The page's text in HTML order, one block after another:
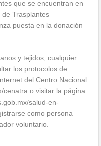
que se encuentran en
Trasplantes
puesta en la donación
y tejidos, cualquier
los protocolos de
del Centro Nacional
cenatra o visitar la página
salud-en-
como persona
voluntario.